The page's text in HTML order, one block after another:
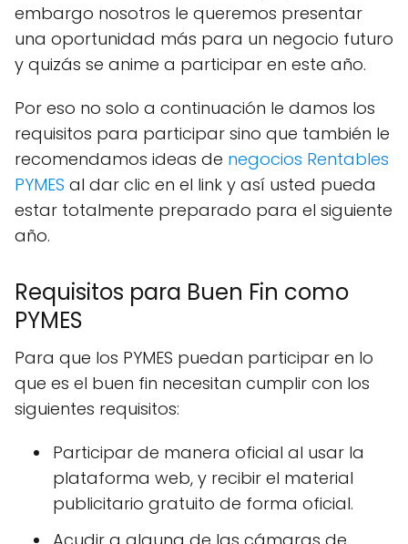
embargo nosotros le queremos presentar
una oportunidad más para un negocio futuro
y quizás se anime a participar en este año.
Por eso no solo a continuación le damos los
requisitos para participar sino que también le
recomendamos ideas de negocios Rentables
PYMES al dar clic en el link y así usted pueda
estar totalmente preparado para el siguiente
año.
Requisitos para Buen Fin como
PYMES
Para que los PYMES puedan participar en lo
que es el buen fin necesitan cumplir con los
siguientes requisitos:
Participar de manera oficial al usar la
plataforma web, y recibir el material
publicitario gratuito de forma oficial.